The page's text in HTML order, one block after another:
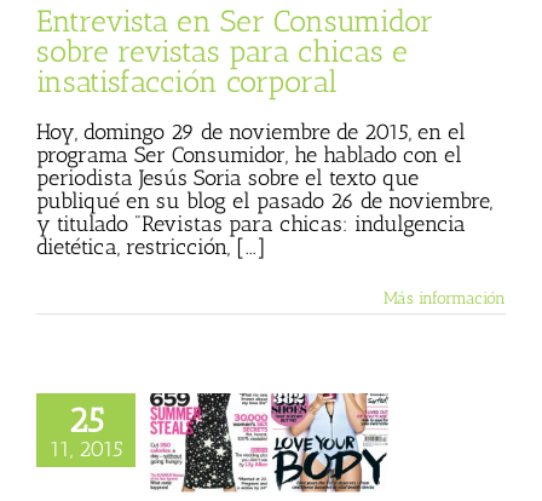
Entrevista en Ser Consumidor
sobre revistas para chicas e
insatisfacción corporal
Hoy, domingo 29 de noviembre de 2015, en el
programa Ser Consumidor, he hablado con el
periodista Jesús Soria sobre el texto que
publiqué en su blog el pasado 26 de noviembre,
y titulado "Revistas para chicas: indulgencia
dietética, restricción, [...]
Más información
25
11, 2015
para chicas:
dietética,
dieta severa…